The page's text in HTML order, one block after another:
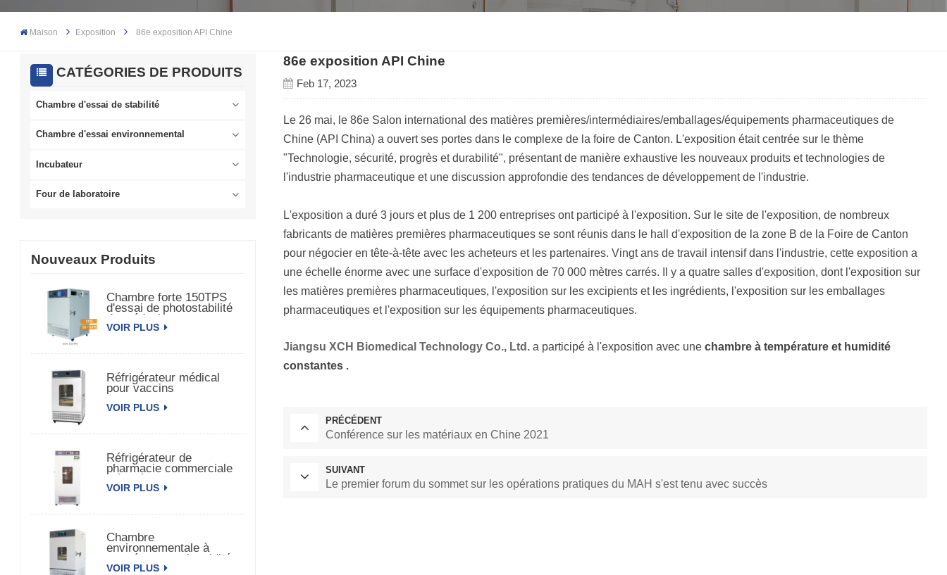
Indonesia
বাংলা
Maison Exposition 86e exposition API Chine
CATÉGORIES DE PRODUITS
Chambre d'essai de stabilité
Chambre d'essai environnemental
Incubateur
Four de laboratoire
Nouveaux Produits
Chambre forte 150TPS
d'essai de photostabilité
de médecine
VOIR PLUS
Réfrigérateur médical
pour vaccins
pharmaceutiques
biomédicaux
VOIR PLUS
Réfrigérateur de
pharmacie commerciale
Réfrigérateur de vaccins
pharmaceutiques
VOIR PLUS
Chambre
environnementale à
température et humidité
constantes à porte
VOIR PLUS
86e exposition API Chine
Feb 17, 2023
Le 26 mai, le 86e Salon international des matières premières/intermédiaires/emballages/équipements pharmaceutiques de
Chine (API China) a ouvert ses portes dans le complexe de la foire de Canton. L'exposition était centrée sur le thème
"Technologie, sécurité, progrès et durabilité", présentant de manière exhaustive les nouveaux produits et technologies de
l'industrie pharmaceutique et une discussion approfondie des tendances de développement de l'industrie.
L'exposition a duré 3 jours et plus de 1 200 entreprises ont participé à l'exposition. Sur le site de l'exposition, de nombreux
fabricants de matières premières pharmaceutiques se sont réunis dans le hall d'exposition de la zone B de la Foire de Canton
pour négocier en tête-à-tête avec les acheteurs et les partenaires. Vingt ans de travail intensif dans l'industrie, cette exposition a
une échelle énorme avec une surface d'exposition de 70 000 mètres carrés. Il y a quatre salles d'exposition, dont l'exposition sur
les matières premières pharmaceutiques, l'exposition sur les excipients et les ingrédients, l'exposition sur les emballages
pharmaceutiques et l'exposition sur les équipements pharmaceutiques.
Jiangsu XCH Biomedical Technology Co., Ltd.a participé à l'exposition avec unechambre à température et humidité
constantes .
PRÉCÉDENT
Conférence sur les matériaux en Chine 2021
SUIVANT
Le premier forum du sommet sur les opérations pratiques du MAH s'est tenu avec succès